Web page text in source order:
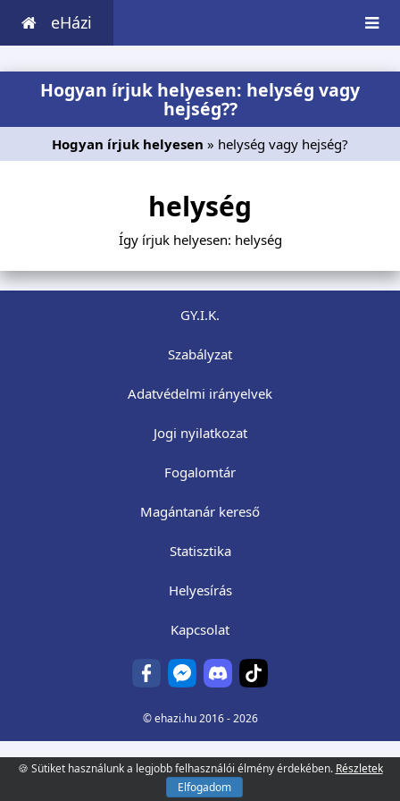
eHázi
Hogyan írjuk helyesen: helység vagy
hejség??
Hogyan írjuk helyesen » helység vagy hejség?
helység
Így írjuk helyesen: helység
GY.I.K.
Szabályzat
Adatvédelmi irányelvek
Jogi nyilatkozat
Fogalomtár
Magántanár kereső
Statisztika
Helyesírás
Kapcsolat
©ehazi.hu2016 - 2026
🍪 Sütiket használunk a legjobb felhasználói élmény érdekében. Részletek
Elfogadom